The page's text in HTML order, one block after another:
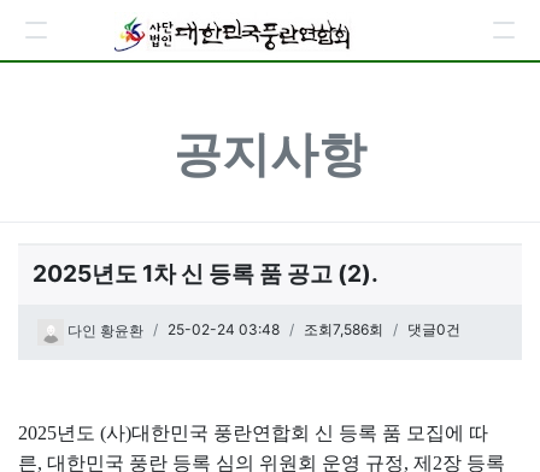
공지사항
2025년도 1차 신 등록 품 공고 (2).
페이지 정보
다인 황윤환 작성일
25-02-24 03:48 조회7,586회 댓글0건
본문
2025년도 (사)대한민국 풍란연합회 신 등록 품 모집에 따
른, 대한민국 풍란 등록 심의 위원회 운영 규정, 제2장 등록